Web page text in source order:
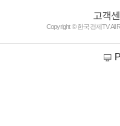
고객
Copyright © 한국경제TV All